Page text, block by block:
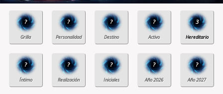
? ? ? ? 3
? ? ? ? ?